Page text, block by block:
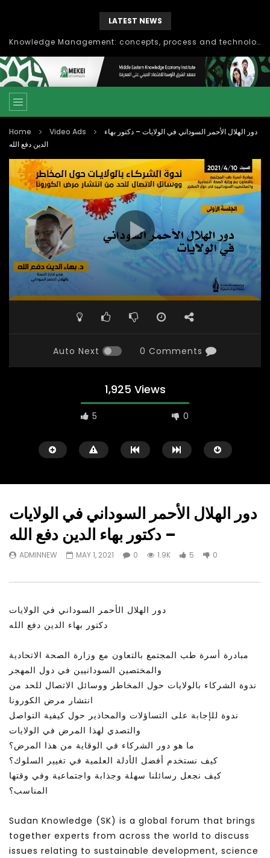
LATEST NEWS
Knowledge Management: concepts, process and technology
Home Video Ads
دور الهلال الأحمر السوداني في الولايات – دكتور بهاء
الدين دفع الله
Auto Next 0 Comments
1,925 Views
5 0
من التأزيم أم مفتاح للحل؟ Prof. Allam
APRIL 9, 2023
الشباب: التحديات و الفرص
دور الهلال الأحمر السوداني في الولايات
– دكتور بهاء الدين دفع الله
ADMINNEW MAY 1, 2021 0 1.9K 5 0
دور الهلال الأحمر السوداني في الولايات
دكتور بهاء الدين دفع الله
مبادرة أسرة طب المجتمع بالتعاون مع وزارة الصحة الاتحادية
والمختصين السودانيين في دول المهجر
ندوة الشركاء بالولايات حول المخاطر ووسائل الاتصال للحد من
انتشار مرض الكورونا
ندوة للإجابة على التساؤلات والمحاذير حول كيفية التواصل
والتصدي لهذا المرض في الولايات
ما هو دور الشركاء في الوقاية من هذا المرض؟
كيف نستخدم أفضل الأدلة العلمية في تغيير السلوك؟
كيف نجعل رسائلنا سهلة وجذابة واجتماعية وفي وقتها
المناسب؟
Sudan Knowledge (SK) is a global forum that brings
together experts from across the world to discuss
issues relating to sustainable development, science